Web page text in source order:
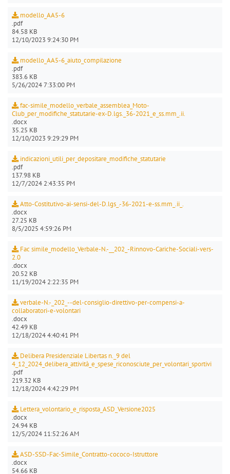
modello_AA5-6
.pdf
84.58 KB
12/10/2023 9:24:30 PM
modello_AA5-6_aiuto_compilazione
.pdf
383.6 KB
5/26/2024 7:33:00 PM
fac-simile_modello_verbale_assemblea_Moto-
Club_per_modifiche_statutarie-ex-D.lgs._36-2021_e_ss.mm_.ii.
.docx
35.25 KB
12/10/2023 9:29:29 PM
indicazioni_utili_per_depositare_modifiche_statutarie
.pdf
137.98 KB
12/7/2024 2:43:35 PM
Atto-Costitutivo-ai-sensi-del-D.lgs_.-36-2021-e-ss.mm_.ii_.
.docx
27.25 KB
8/5/2025 4:59:26 PM
Fac simile_modello_Verbale-N.-__202_-Rinnovo-Cariche-Sociali-vers-
2.0
.docx
20.52 KB
11/19/2024 2:22:35 PM
verbale-N.-_202_--del-consiglio-direttivo-per-compensi-a-
collaboratori-e-volontari
.docx
42.49 KB
12/18/2024 4:40:41 PM
Delibera Presidenziale Libertas n._9 del
4_12_2024_delibera_attività_e_spese_riconosciute_per_volontari_sportivi
.pdf
219.32 KB
12/18/2024 4:42:29 PM
Lettera_volontario_e_risposta_ASD_Versione2025
.docx
24.94 KB
12/5/2024 11:52:26 AM
ASD-SSD-Fac-Simile_Contratto-cococo-Istruttore
.docx
54.66 KB